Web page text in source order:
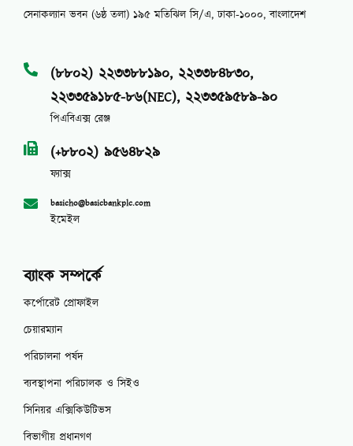
সেনাকল্যান ভবন (৬ষ্ঠ তলা) ১৯৫ মতিঝিল সি/এ, ঢাকা-১০০০, বাংলাদেশ
(৮৮০২) ২২৩৩৮৮১৯০, ২২৩৩৮৪৮৩০,
২২৩৩৫৯১৮৫-৮৬(NEC), ২২৩৩৫৯৫৮৯-৯০
পিএবিএক্স রেঞ্জ
(+৮৮০২) ৯৫৬৪৮২৯
ফ্যাক্স
basicho@basicbankplc.com
ইমেইল
ব্যাংক সম্পর্কে
কর্পোরেট প্রোফাইল
চেয়ারম্যান
পরিচালনা পর্ষদ
ব্যবস্থাপনা পরিচালক ও সিইও
সিনিয়র এক্সিকিউটিভস
বিভাগীয় প্রধানগণ